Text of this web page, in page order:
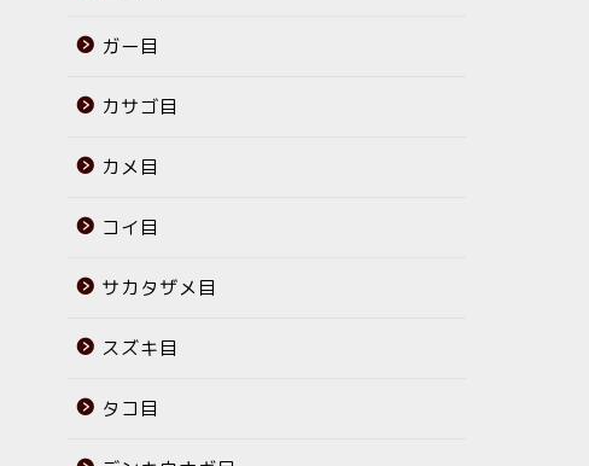
ガー目
カサゴ目
カメ目
コイ目
サカタザメ目
スズキ目
タコ目